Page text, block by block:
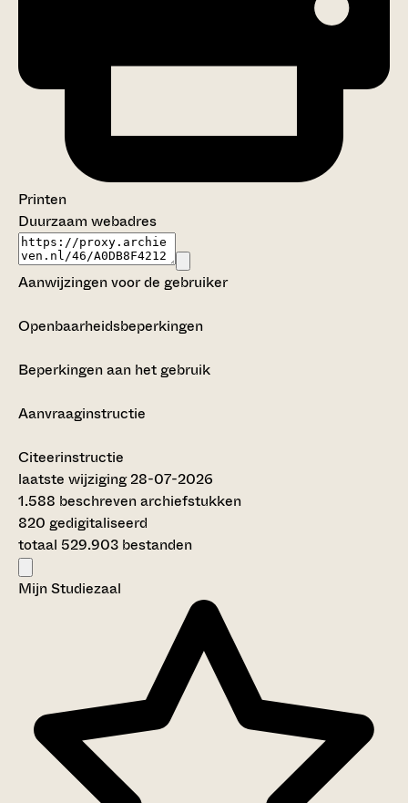
Printen
Duurzaam webadres
Aanwijzingen voor de gebruiker
Openbaarheidsbeperkingen
Beperkingen aan het gebruik
Aanvraaginstructie
Citeerinstructie
laatste wijziging 28-07-2026
1.588 beschreven archiefstukken
820 gedigitaliseerd
totaal 529.903 bestanden
Mijn Studiezaal